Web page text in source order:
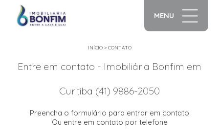
MENU
INÍCIO> CONTATO
Entre em contato - Imobiliária Bonfim em
Curitiba (41) 9886-2050
Preencha o formulário para entrar em contato
Ou entre em contato por telefone